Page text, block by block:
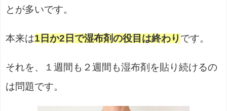
とが多いです。
本来は1日か2日で湿布剤の役目は終わり です。
それを、１週間も２週間も湿布剤を貼り続けるの
は問題です。